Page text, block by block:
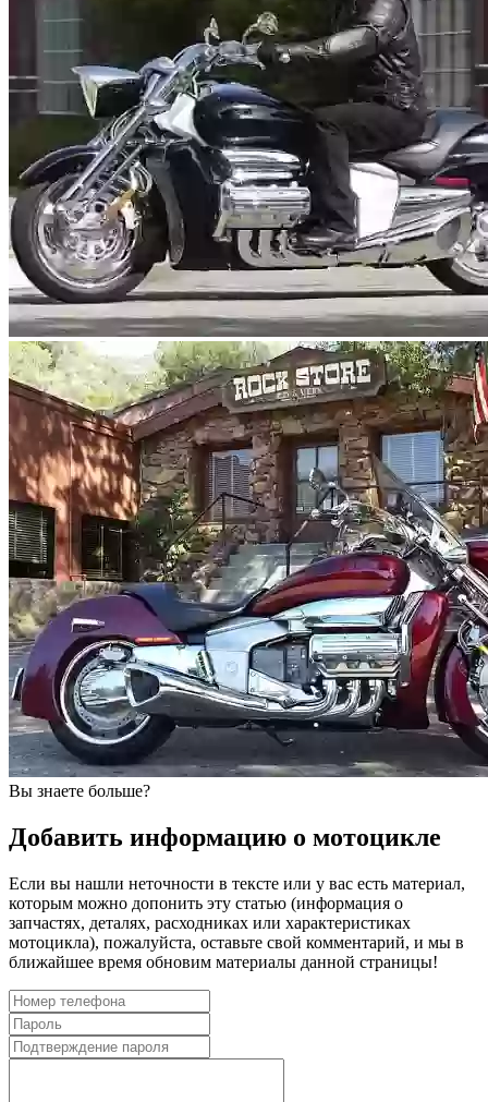
Вы знаете больше?
Добавить информацию о мотоцикле
Если вы нашли неточности в тексте или у вас есть материал,
которым можно допонить эту статью (информация о
запчастях, деталях, расходниках или характеристиках
мотоцикла), пожалуйста, оставьте свой комментарий, и мы в
ближайшее время обновим материалы данной страницы!